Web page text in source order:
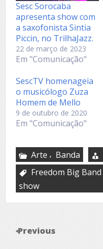
Sesc Sorocaba
apresenta show com
a saxofonista Sintia
Piccin, no TrilhaJazz.
22 de março de 2023
Em "Comunicação"
SescTV homenageia
o musicólogo Zuza
Homem de Mello
9 de outubro de 2020
Em "Comunicação"
Arte , Banda
Freedom Big Band
show
Previous